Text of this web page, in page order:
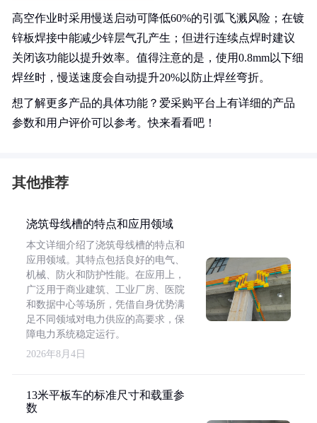
高空作业时采用慢送启动可降低60%的引弧飞溅风险；在镀
锌板焊接中能减少锌层气孔产生；但进行连续点焊时建议
关闭该功能以提升效率。值得注意的是，使用0.8mm以下细
焊丝时，慢送速度会自动提升20%以防止焊丝弯折。
想了解更多产品的具体功能？爱采购平台上有详细的产品
参数和用户评价可以参考。快来看看吧！
其他推荐
浇筑母线槽的特点和应用领域
本文详细介绍了浇筑母线槽的特点和
应用领域。其特点包括良好的电气、
机械、防火和防护性能。在应用上，
广泛用于商业建筑、工业厂房、医院
和数据中心等场所，凭借自身优势满
足不同领域对电力供应的高要求，保
障电力系统稳定运行。
2026年8月4日
13米平板车的标准尺寸和载重参
数